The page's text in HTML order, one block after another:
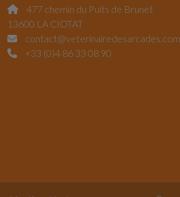
477 chemin du Puits de Brunet
13600 LA CIOTAT
contact@veterinairedesarcades.com
+33 (0)4 86 33 08 90